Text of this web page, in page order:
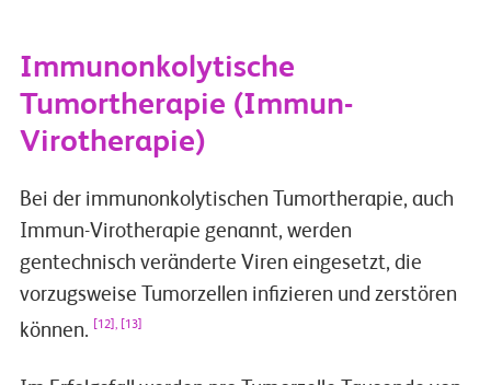
Immunonkolytische
Tumortherapie (Immun-
Virotherapie)
Bei der immunonkolytischen Tumortherapie, auch
Immun-Virotherapie genannt, werden
gentechnisch veränderte Viren eingesetzt, die
vorzugsweise Tumorzellen infizieren und zerstören
können.
[12], [13]